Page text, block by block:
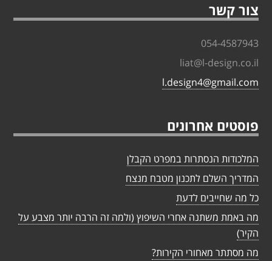
צור קשר
054-4587943
liat@l-design.co.il
l.design4@gmail.com
פוסטים אחרונים
המלכודות הנסתרות במפרט הקבלן
המדריך השלם לתכנון מטבח מנצח
כל מה שחייבים לדעת
מה באמת משתנה אחרי השיפוץ (ולמה זה הרבה יותר מצבע על
הקיר)
מה מסתתר מאחורי הקירות?